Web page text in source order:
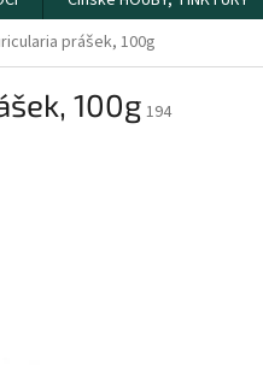
prášek, 100g
100g 194